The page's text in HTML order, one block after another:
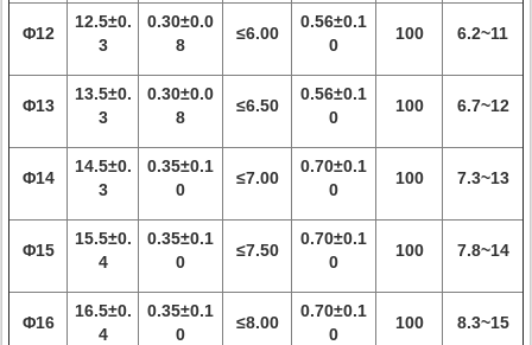
Φ12
12.5±0.
3
0.30±0.0
8
≤6.00
0.56±0.1
0
100 6.2~11
Φ13
13.5±0.
3
0.30±0.0
8
≤6.50
0.56±0.1
0
100 6.7~12
Φ14
14.5±0.
3
0.35±0.1
0
≤7.00
0.70±0.1
0
100 7.3~13
Φ15
15.5±0.
4
0.35±0.1
0
≤7.50
0.70±0.1
0
100 7.8~14
Φ16
16.5±0.
4
0.35±0.1
0
≤8.00
0.70±0.1
0
100 8.3~15